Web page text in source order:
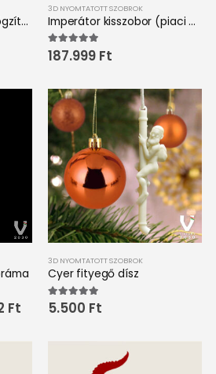
Imperátor kisszobor (rögzített áras)
3D NYOMTATOTT SZOBROK
Imperátor kisszobor (piaci áras)
5.00out of 5
187.999 Ft
FtÁrtartomány:
3D NYOMTATOTT SZOBROK
Cyer fityegő dísz
5.00out of 5
5.500 Ft